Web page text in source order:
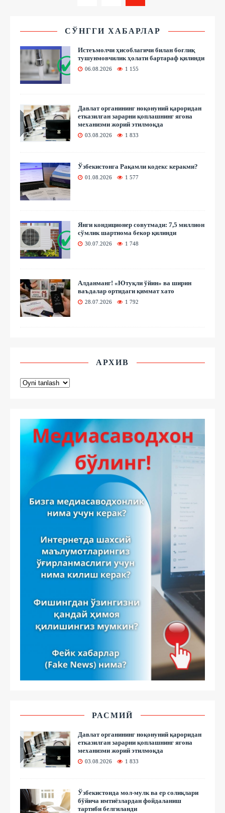
СЎНГГИ ХАБАРЛАР
Истеъмолчи ҳисоблагичи билан боғлиқ
тушунмовчилик ҳолати бартараф қилинди
06.08.2026 1 155
Давлат органининг ноқонуний қароридан
етказилган зарарни қоплашнинг ягона
механизми жорий этилмоқда
03.08.2026 1 833
Ўзбекистонга Рақамли кодекс керакми?
01.08.2026 1 577
Янги кондиционер совутмади: 7,5 миллион
сўмлик шартнома бекор қилинди
30.07.2026 1 748
Алданманг! «Ютуқли ўйин» ва ширин
ваъдалар ортидаги қиммат хато
28.07.2026 1 792
АРХИВ
РАСМИЙ
Давлат органининг ноқонуний қароридан
етказилган зарарни қоплашнинг ягона
механизми жорий этилмоқда
03.08.2026 1 833
Ўзбекистонда мол-мулк ва ер солиқлари
бўйича имтиёзлардан фойдаланиш
тартиби белгиланди